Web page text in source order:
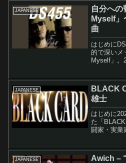
通手段をメ
JAPANESE
自分への
Myself」
曲
はじめに
的で深いメ
Myself」。
分自身に向
JAPANESE
BLACK
雄士
はじめに
た「
闘家・実業
んだ豪華
JAPANESE
Awich –